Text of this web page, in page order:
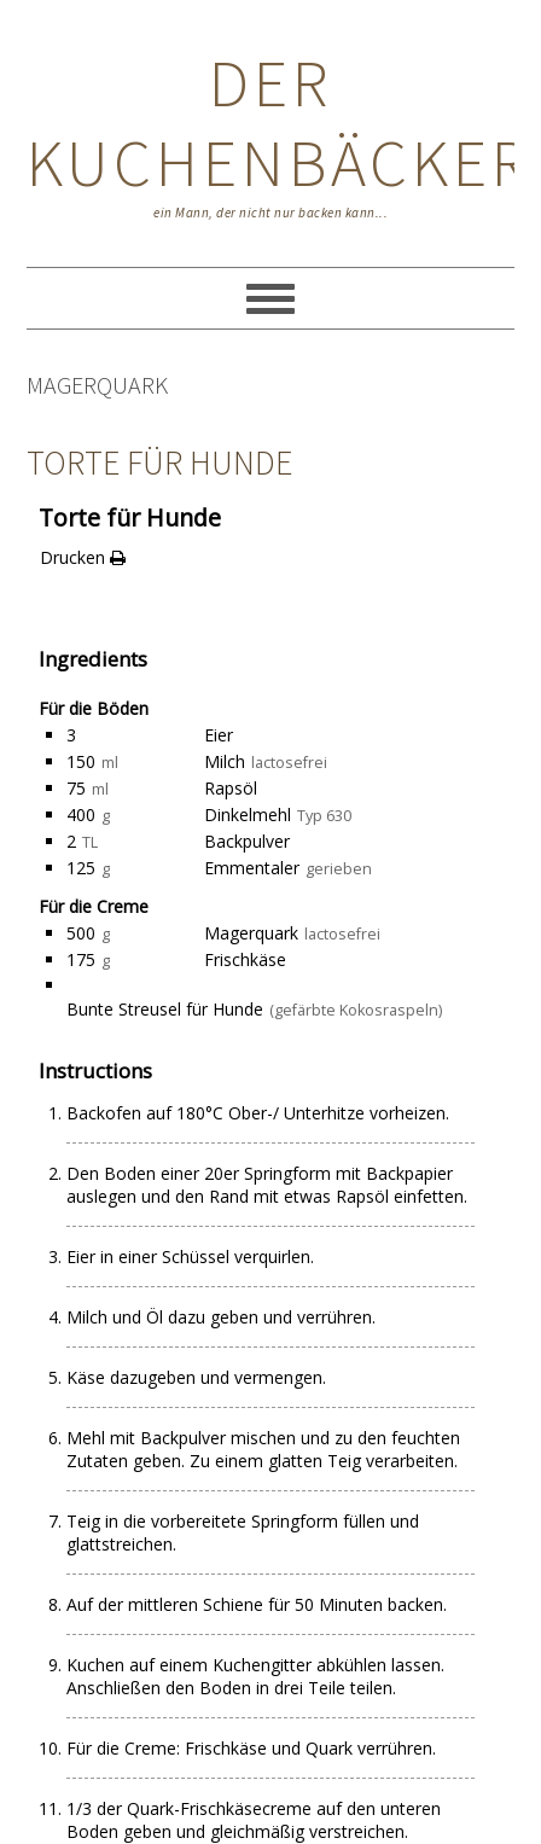
DER
KUCHENBÄCKER
ein Mann, der nicht nur backen kann...
MAGERQUARK
TORTE FÜR HUNDE
Torte für Hunde
Drucken
Ingredients
Für die Böden
3
Eier
150 ml Milch lactosefrei
75 ml
Rapsöl
400 g Dinkelmehl Typ 630
2 TL
Backpulver
125 g Emmentaler gerieben
Für die Creme
500 g Magerquark lactosefrei
175 g Frischkäse
Bunte Streusel für Hunde (gefärbte Kokosraspeln)
Instructions
Backofen auf 180°C Ober-/ Unterhitze vorheizen.
Den Boden einer 20er Springform mit Backpapier
auslegen und den Rand mit etwas Rapsöl einfetten.
Eier in einer Schüssel verquirlen.
Milch und Öl dazu geben und verrühren.
Käse dazugeben und vermengen.
Mehl mit Backpulver mischen und zu den feuchten
Zutaten geben. Zu einem glatten Teig verarbeiten.
Teig in die vorbereitete Springform füllen und
glattstreichen.
Auf der mittleren Schiene für 50 Minuten backen.
Kuchen auf einem Kuchengitter abkühlen lassen.
Anschließen den Boden in drei Teile teilen.
Für die Creme: Frischkäse und Quark verrühren.
1/3 der Quark-Frischkäsecreme auf den unteren
Boden geben und gleichmäßig verstreichen.